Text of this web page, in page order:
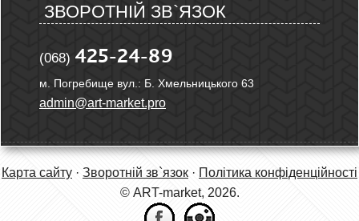
ЗВОРОТНІЙ ЗВ`ЯЗОК
(068) 425-24-89
м. Погребище вул.: Б. Хмельницького 63
admin@art-market.pro
Карта сайту · Зворотній зв`язок · Політика конфіденційності
© ART-market, 2026.